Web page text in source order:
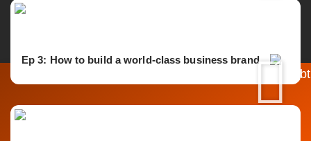
Ep 3: How to build a world-class business brand